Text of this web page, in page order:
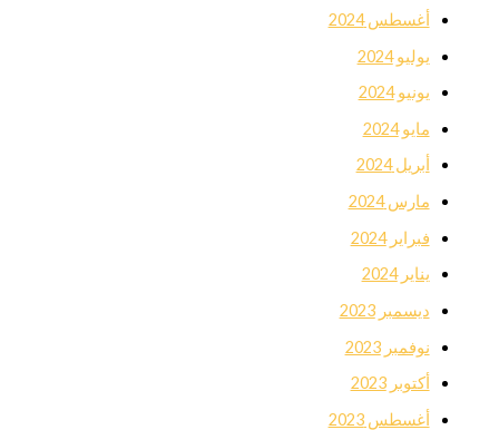
أغسطس 2024
يوليو 2024
يونيو 2024
مايو 2024
أبريل 2024
مارس 2024
فبراير 2024
يناير 2024
ديسمبر 2023
نوفمبر 2023
أكتوبر 2023
أغسطس 2023